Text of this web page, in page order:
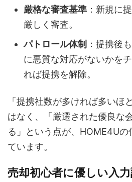
厳格な審査基準 ：新規に
厳しく審査。
パトロール体制 ：提携後
に悪質な対応がないかを
れば提携を解除。
「提携社数が多ければ多いほ
はなく、「厳選された優良な
る」という点が、HOME4Uの
ています。
売却初心者に優しい入